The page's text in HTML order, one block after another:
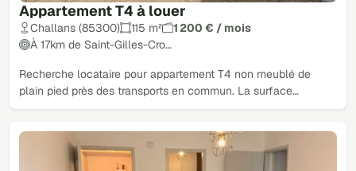
Appartement T4 à louer
Challans (85300) 115 m²
1 200 € / mois
À 17km de Saint-Gilles-Cro…
Recherche locataire pour appartement T4 non meublé de
plain pied près des transports en commun. La surface…